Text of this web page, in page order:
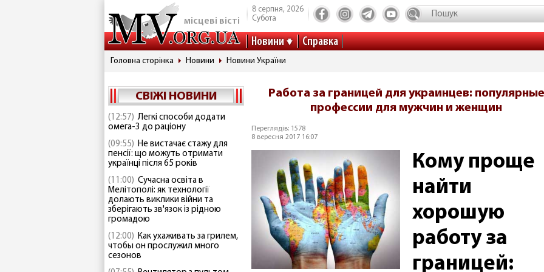
місцеві вісті
8 серпня, 2026
Субота
Новини Справка
Головна сторінка Новини Новини України
СВІЖІ НОВИНИ
(12:57) Легкі способи додати
омега-3 до раціону
(09:55) Не вистачає стажу для
пенсії: що можуть отримати
українці після 65 років
(11:00) Сучасна освіта в
Мелітополі: як технології
долають виклики війни та
зберігають зв'язок із рідною
громадою
(12:00) Как ухаживать за грилем,
чтобы он прослужил много
сезонов
Работа за границей для украинцев: популярные
профессии для мужчин и женщин
Переглядів: 1578
8 вересня 2017 16:07
Кому проще
найти
хорошую
работу за
границей: